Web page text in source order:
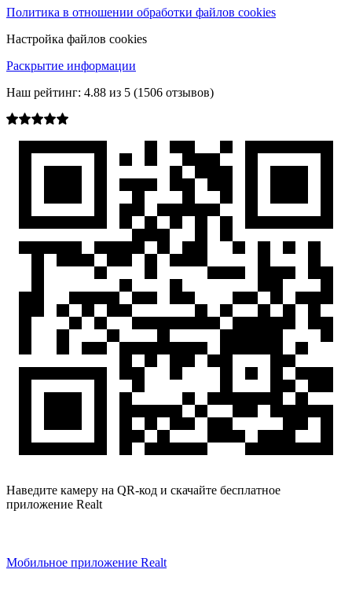
Политика в отношении обработки файлов cookies
Настройка файлов cookies
Раскрытие информации
Наш рейтинг: 4.88 из 5 (1506 отзывов)
Наведите камеру на QR-код и скачайте бесплатное
приложение Realt
Мобильное приложение Realt